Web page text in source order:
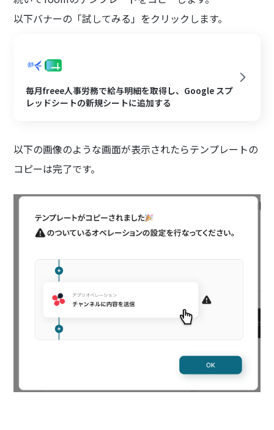
以下バナーの「試してみる」をクリックします。
毎月freee人事労務で給与明細を取得し、Google スプ
レッドシートの新規シートに追加する
以下の画像のような画面が表示されたらテンプレートの
コピーは完了です。